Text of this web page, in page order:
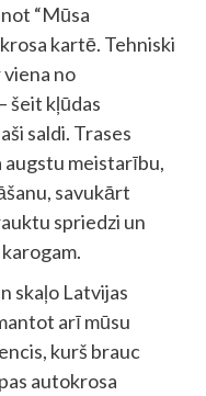
“Mūsa
kartē. Tehniski
no
šeit kļūdas
saldi. Trases
meistarību,
savukārt
spriedzi un
skaļo Latvijas
arī mūsu
kurš brauc
autokrosa